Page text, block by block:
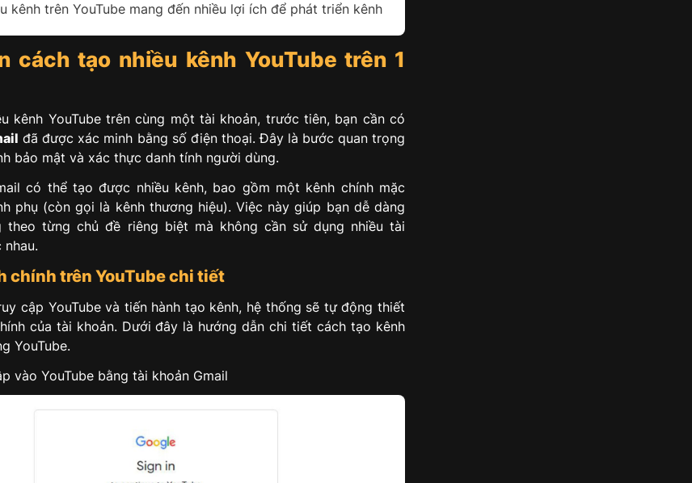
kênh trên YouTube mang đến nhiều lợi ích để phát triển kênh
cách tạo nhiều kênh YouTube trên 1
kênh YouTube trên cùng một tài khoản, trước tiên, bạn cần có
đã được xác minh bằng số điện thoại. Đây là bước quan trọng
bảo mật và xác thực danh tính người dùng.
có thể tạo được nhiều kênh, bao gồm một kênh chính mặc
phụ (còn gọi là kênh thương hiệu). Việc này giúp bạn dễ dàng
theo từng chủ đề riêng biệt mà không cần sử dụng nhiều tài
nhau.
chính trên YouTube chi tiết
cập YouTube và tiến hành tạo kênh, hệ thống sẽ tự động thiết
của tài khoản. Dưới đây là hướng dẫn chi tiết cách tạo kênh
YouTube.
vào YouTube bằng tài khoản Gmail